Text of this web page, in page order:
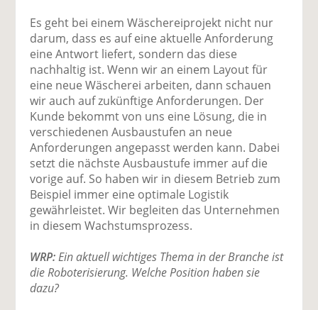
Es geht bei einem Wäschereiprojekt nicht nur
darum, dass es auf eine aktuelle Anforderung
eine Antwort liefert, sondern das diese
nachhaltig ist. Wenn wir an einem Layout für
eine neue Wäscherei arbeiten, dann schauen
wir auch auf zukünftige Anforderungen. Der
Kunde bekommt von uns eine Lösung, die in
verschiedenen Ausbaustufen an neue
Anforderungen angepasst werden kann. Dabei
setzt die nächste Ausbaustufe immer auf die
vorige auf. So haben wir in diesem Betrieb zum
Beispiel immer eine optimale Logistik
gewährleistet. Wir begleiten das Unternehmen
in diesem Wachstumsprozess.
WRP:Ein aktuell wichtiges Thema in der Branche ist
die Roboterisierung. Welche Position haben sie
dazu?